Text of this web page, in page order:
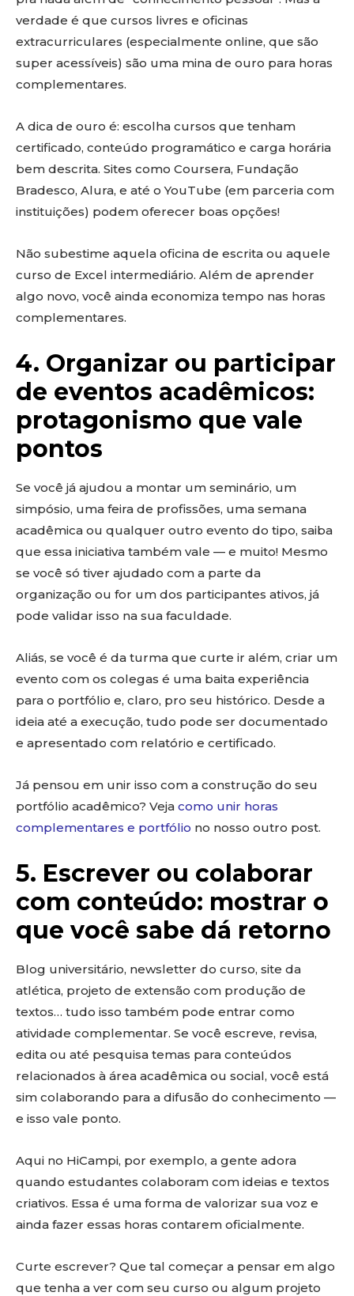
verdade é que cursos livres e oficinas
extracurriculares (especialmente online, que são
super acessíveis) são uma mina de ouro para horas
complementares.
A dica de ouro é: escolha cursos que tenham
certificado, conteúdo programático e carga horária
bem descrita. Sites como Coursera, Fundação
Bradesco, Alura, e até o YouTube (em parceria com
instituições) podem oferecer boas opções!
Não subestime aquela oficina de escrita ou aquele
curso de Excel intermediário. Além de aprender
algo novo, você ainda economiza tempo nas horas
complementares.
4. Organizar ou participar
de eventos acadêmicos:
protagonismo que vale
pontos
Se você já ajudou a montar um seminário, um
simpósio, uma feira de profissões, uma semana
acadêmica ou qualquer outro evento do tipo, saiba
que essa iniciativa também vale — e muito! Mesmo
se você só tiver ajudado com a parte da
organização ou for um dos participantes ativos, já
pode validar isso na sua faculdade.
Aliás, se você é da turma que curte ir além, criar um
evento com os colegas é uma baita experiência
para o portfólio e, claro, pro seu histórico. Desde a
ideia até a execução, tudo pode ser documentado
e apresentado com relatório e certificado.
Já pensou em unir isso com a construção do seu
portfólio acadêmico? Veja como unir horas
complementares e portfólio no nosso outro post.
5. Escrever ou colaborar
com conteúdo: mostrar o
que você sabe dá retorno
Blog universitário, newsletter do curso, site da
atlética, projeto de extensão com produção de
textos… tudo isso também pode entrar como
atividade complementar. Se você escreve, revisa,
edita ou até pesquisa temas para conteúdos
relacionados à área acadêmica ou social, você está
sim colaborando para a difusão do conhecimento —
e isso vale ponto.
Aqui no HiCampi, por exemplo, a gente adora
quando estudantes colaboram com ideias e textos
criativos. Essa é uma forma de valorizar sua voz e
ainda fazer essas horas contarem oficialmente.
Curte escrever? Que tal começar a pensar em algo
que tenha a ver com seu curso ou algum projeto